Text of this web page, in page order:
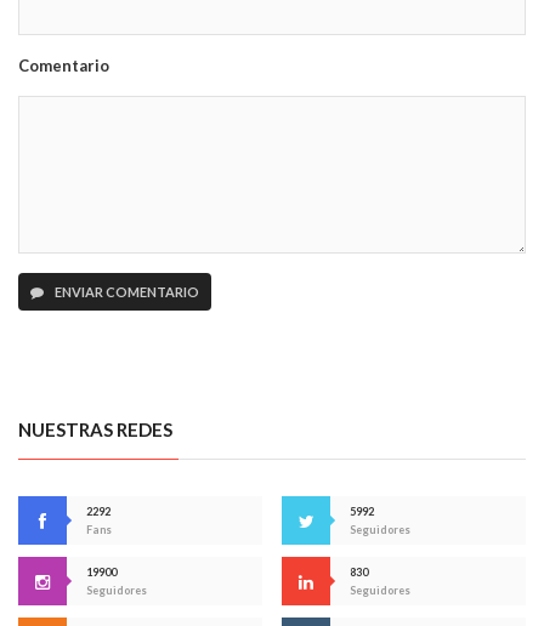
Comentario
ENVIAR COMENTARIO
NUESTRAS REDES
2292
Fans
5992
Seguidores
19900
Seguidores
830
Seguidores